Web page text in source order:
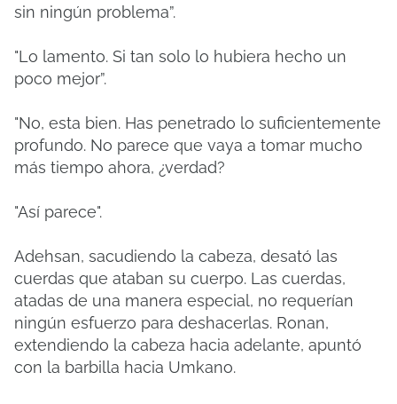
sin ningún problema”.
"Lo lamento. Si tan solo lo hubiera hecho un
poco mejor”.
"No, esta bien. Has penetrado lo suficientemente
profundo. No parece que vaya a tomar mucho
más tiempo ahora, ¿verdad?
"Así parece".
Adehsan, sacudiendo la cabeza, desató las
cuerdas que ataban su cuerpo. Las cuerdas,
atadas de una manera especial, no requerían
ningún esfuerzo para deshacerlas. Ronan,
extendiendo la cabeza hacia adelante, apuntó
con la barbilla hacia Umkano.